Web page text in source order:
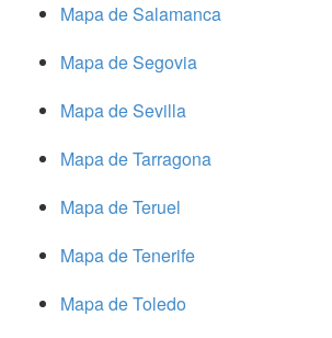
Mapa de Salamanca
Mapa de Segovia
Mapa de Sevilla
Mapa de Tarragona
Mapa de Teruel
Mapa de Tenerife
Mapa de Toledo